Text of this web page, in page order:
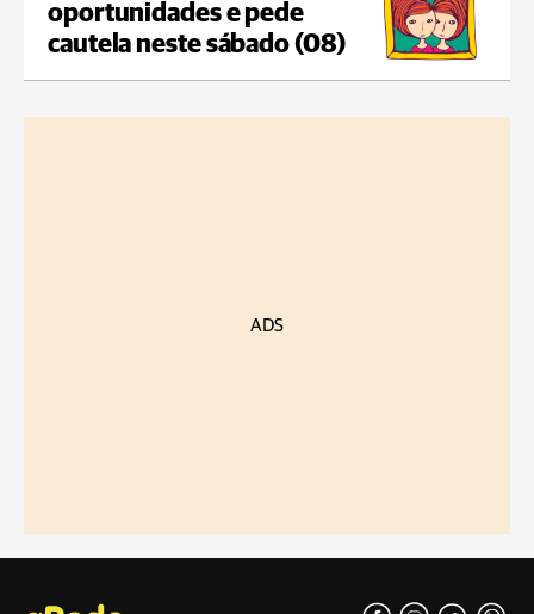
oportunidades e pede
cautela neste sábado (08)
ADS